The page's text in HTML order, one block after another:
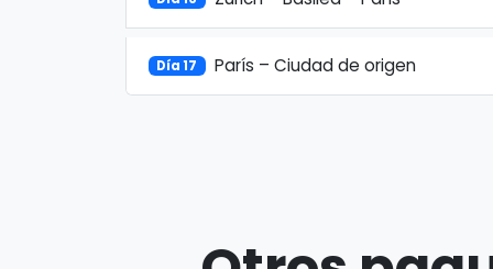
Día 17 París – Ciudad de origen